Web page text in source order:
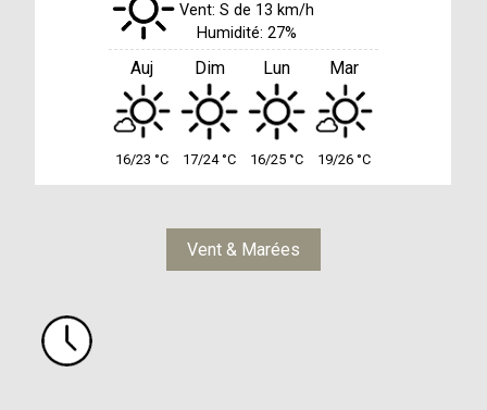
Vent: S de 13 km/h
Humidité: 27%
Auj
16/23 °C
Dim
17/24 °C
Lun
16/25 °C
Mar
19/26 °C
Vent & Marées